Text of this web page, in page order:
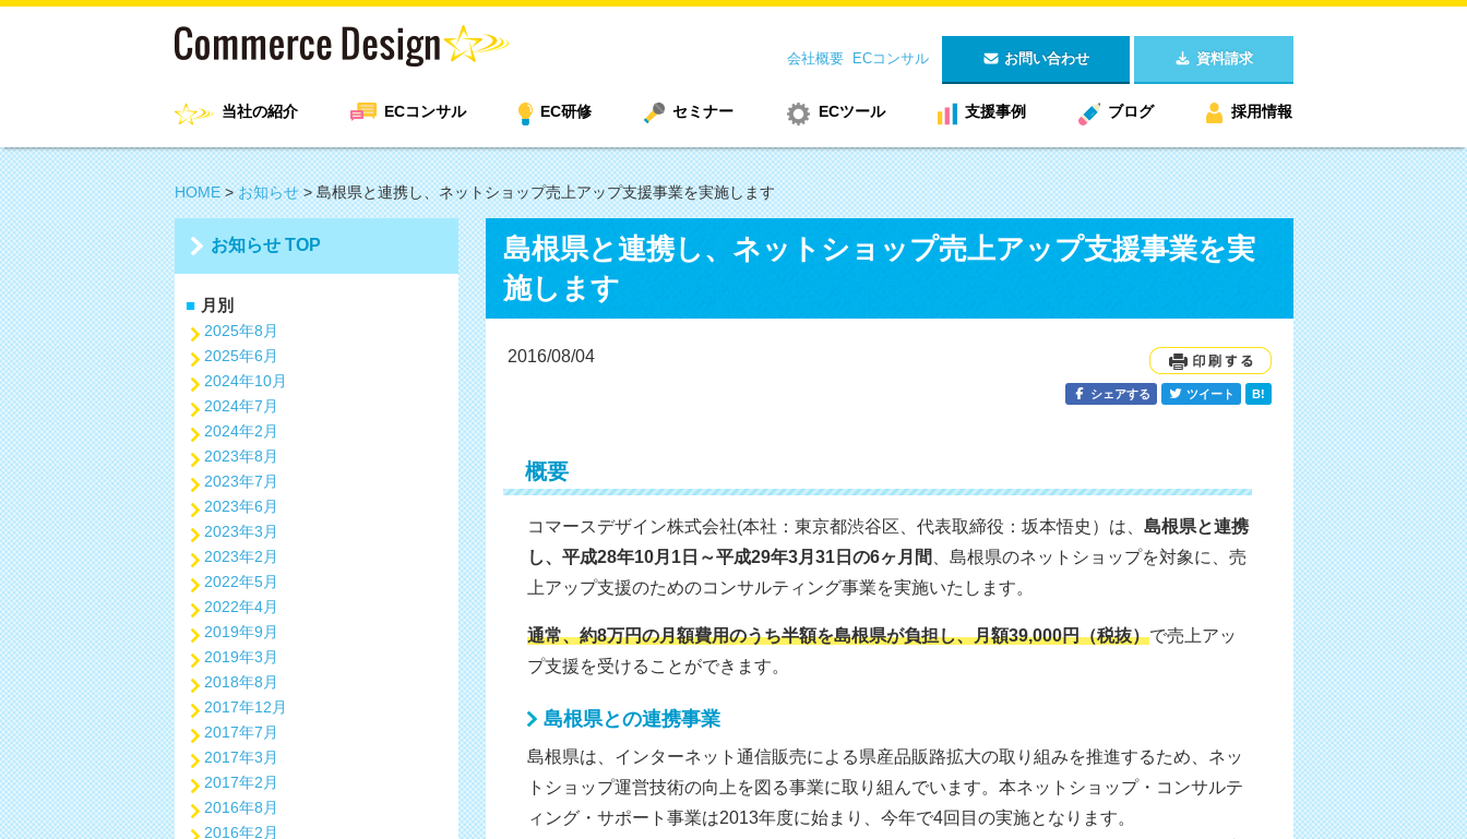
会社概要 ECコンサル お問い合わせ 資料請求
当社の紹介 ECコンサル EC研修 セミナー ECツール 支援事例 ブログ 採用情報
HOME>お知らせ>島根県と連携し、ネットショップ売上アップ支援事業を実施します
島根県と連携し、ネットショップ売上アップ支援事業を実
施します
2016/08/04
シェアする ツイート B!
概要
コマースデザイン株式会社(本社：東京都渋谷区、代表取締役：坂本悟史）は、 島根県と連携
し、平成28年10月1日～平成29年3月31日の6ヶ月間 、島根県のネットショップを対象に、売
上アップ支援のためのコンサルティング事業を実施いたします。
通常、約8万円の月額費用のうち半額を島根県が負担し、月額39,000円（税抜）で売上アッ
プ支援を受けることができます。
島根県との連携事業
島根県は、インターネット通信販売による県産品販路拡大の取り組みを推進するため、ネッ
トショップ運営技術の向上を図る事業に取り組んでいます。本ネットショップ・コンサルテ
ィング・サポート事業は2013年度に始まり、今年で4回目の実施となります。
お知らせ TOP
月別
2025年8月
2025年6月
2024年10月
2024年7月
2024年2月
2023年8月
2023年7月
2023年6月
2023年3月
2023年2月
2022年5月
2022年4月
2019年9月
2019年3月
2018年8月
2017年12月
2017年7月
2017年3月
2017年2月
2016年8月
2016年2月